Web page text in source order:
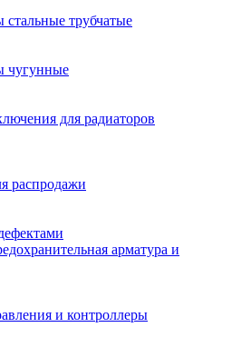
стальные трубчатые
чугунные
для радиаторов
распродажи
арматура и
и контроллеры